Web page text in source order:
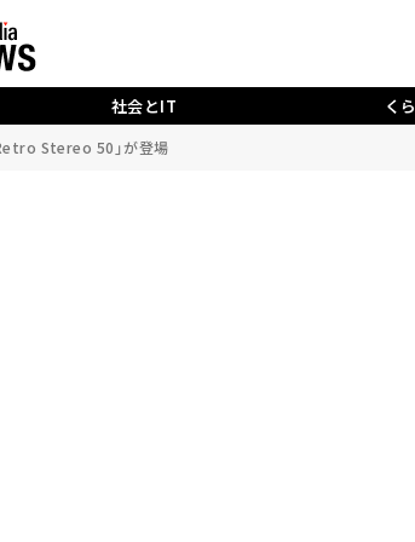
社会とIT く
Stereo 50」が登場